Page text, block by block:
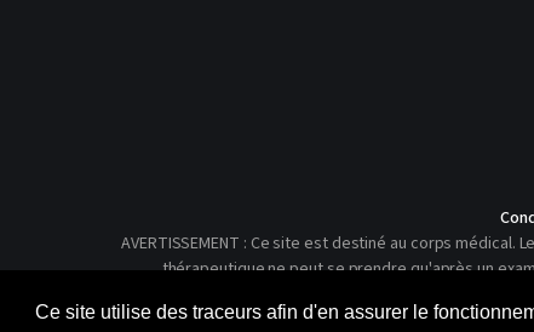
Ce site utilise des traceurs afin d'en assurer le
AVERTISSEMENT : Ce site est destiné au corps
thérapeutique ne peut se prendre qu'après un